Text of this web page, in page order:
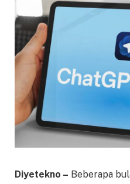
Diyetekno – Beberapa